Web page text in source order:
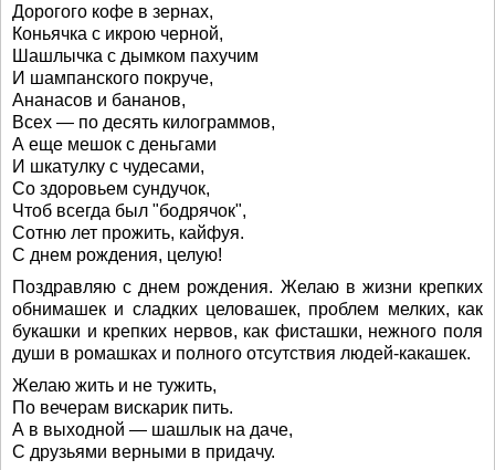
Дорогого кофе в зернах,
Коньячка с икрою черной,
Шашлычка с дымком пахучим
И шампанского покруче,
Ананасов и бананов,
Всех — по десять килограммов,
А еще мешок с деньгами
И шкатулку с чудесами,
Со здоровьем сундучок,
Чтоб всегда был "бодрячок",
Сотню лет прожить, кайфуя.
С днем рождения, целую!
Поздравляю с днем рождения. Желаю в жизни крепких
обнимашек и сладких целовашек, проблем мелких, как
букашки и крепких нервов, как фисташки, нежного поля
души в ромашках и полного отсутствия людей-какашек.
Желаю жить и не тужить,
По вечерам вискарик пить.
А в выходной — шашлык на даче,
С друзьями верными в придачу.